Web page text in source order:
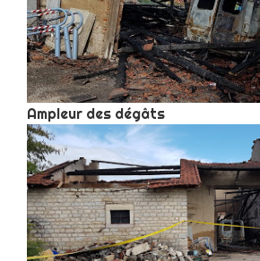
Ampleur des dégâts